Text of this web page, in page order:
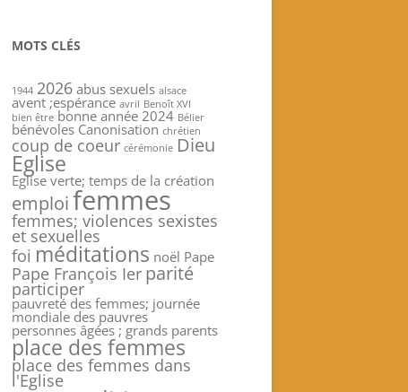
MOTS CLÉS
1944 2026 abus sexuels alsace
avent ;espérance avril Benoît XVI
bien être bonne année 2024 Bélier
bénévoles Canonisation chrétien
coup de coeur cérémonie Dieu
Eglise
Eglise verte; temps de la création
emploifemmes
femmes; violences sexistes
et sexuelles
foi méditations noël Pape
Pape François Ier parité
participer
pauvreté des femmes; journée
mondiale des pauvres
personnes âgées ; grands parents
place des femmes
place des femmes dans
l'Eglise